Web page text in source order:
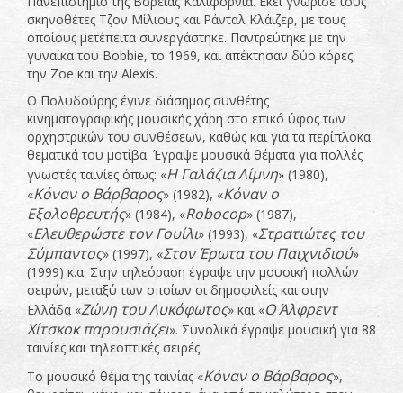
σκηνοθέτες Τζον Μίλιους και Ράνταλ Κλάιζερ, με τους
οποίους μετέπειτα συνεργάστηκε. Παντρεύτηκε με την
γυναίκα του Bobbie, το 1969, και απέκτησαν δύο κόρες,
την Zoe και την Alexis.
Ο Πολυδούρης έγινε διάσημος συνθέτης
κινηματογραφικής μουσικής χάρη στο επικό ύφος των
ορχηστρικών του συνθέσεων, καθώς και για τα περίπλοκα
θεματικά του μοτίβα. Έγραψε μουσικά θέματα για πολλές
γνωστές ταινίες όπως: «Η Γαλάζια Λίμνη» (1980),
«Κόναν ο Βάρβαρος» (1982), «Κόναν ο
Εξολοθρευτής» (1984), «Robocop» (1987),
«Ελευθερώστε τον Γουίλι» (1993), «Στρατιώτες του
Σύμπαντος» (1997), «Στον Έρωτα του Παιχνιδιού»
(1999) κ.α. Στην τηλεόραση έγραψε την μουσική πολλών
σειρών, μεταξύ των οποίων οι δημοφιλείς και στην
Ελλάδα «Ζώνη του Λυκόφωτος» και «Ο Άλφρεντ
Χίτσκοκ παρουσιάζει». Συνολικά έγραψε μουσική για 88
ταινίες και τηλεοπτικές σειρές.
Το μουσικό θέμα της ταινίας «Κόναν ο Βάρβαρος»,